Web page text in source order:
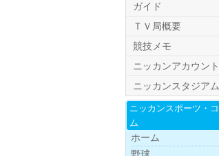
ガイド
ＴＶ局概要
競技メモ
ニッカンアカウント
ニッカンスタジアム
ニッカンスポーツ・ コ
ム
ホーム